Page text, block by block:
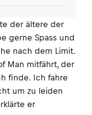
der ältere der
gerne Spass und
nach dem Limit.
Man mitfährt, der
finde. Ich fahre
um zu leiden
er